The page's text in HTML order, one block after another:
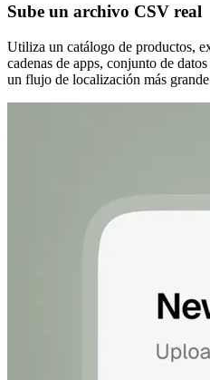
Sube un archivo CSV real
Utiliza un catálogo de productos,
cadenas de apps, conjunto de
un flujo de localización más